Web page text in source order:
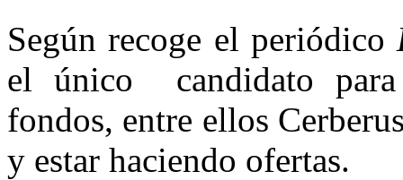
Según recoge el periódico
el único candidato para
fondos, entre ellos
y estar haciendo ofertas.